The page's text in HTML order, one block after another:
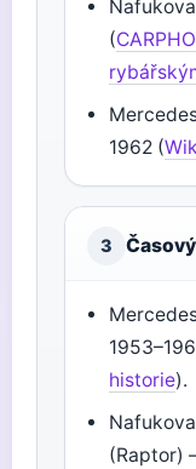
(
1962 (
3
historie).
(Raptor)